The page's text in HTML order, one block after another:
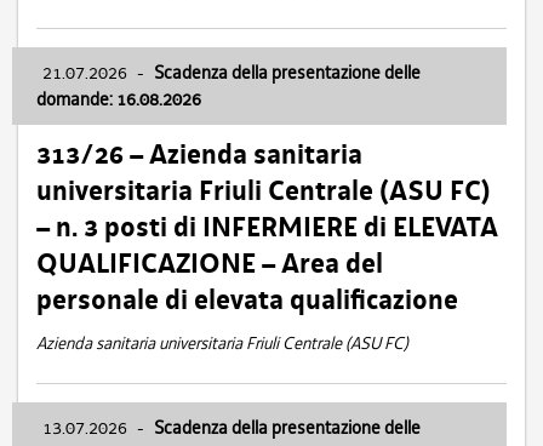
21.07.2026 - Scadenza della presentazione delle
domande: 16.08.2026
313/26 – Azienda sanitaria
universitaria Friuli Centrale (ASU FC)
– n. 3 posti di INFERMIERE di ELEVATA
QUALIFICAZIONE – Area del
personale di elevata qualificazione
Azienda sanitaria universitaria Friuli Centrale (ASU FC)
13.07.2026 - Scadenza della presentazione delle